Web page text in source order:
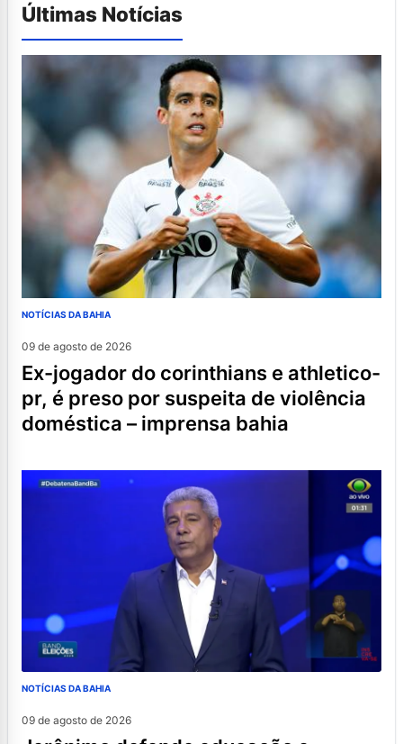
Últimas Notícias
NOTÍCIAS DA BAHIA
09 de agosto de 2026
ex-jogador do corinthians e athletico-
pr, é preso por suspeita de violência
doméstica – imprensa bahia
NOTÍCIAS DA BAHIA
09 de agosto de 2026